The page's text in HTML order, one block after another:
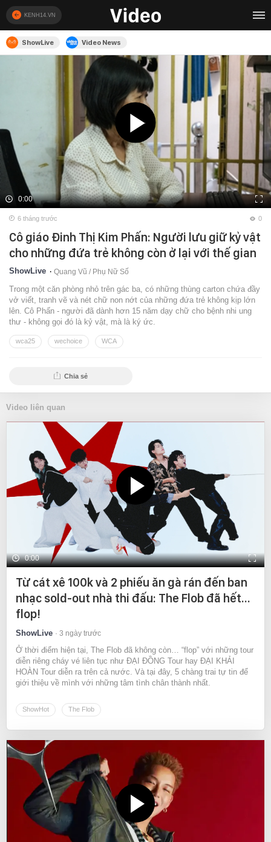
KENH14.VN
ShowLive Video News
0:00
6 tháng trước 0
Cô giáo Đinh Thị Kim Phấn: Người lưu giữ kỷ vật
cho những đứa trẻ không còn ở lại với thế gian
ShowLive Quang Vũ / Phụ Nữ Số
Trong một căn phòng nhỏ trên gác ba, có những thùng carton chứa đầy
vở viết, tranh vẽ và nét chữ non nớt của những đứa trẻ không kịp lớn
lên. Cô Phấn - người đã dành hơn 15 năm dạy chữ cho bệnh nhi ung
thư - không gọi đó là kỷ vật, mà là ký ức.
wca25 wechoice WCA
Chia sẻ
Video liên quan
0:00
Từ cát xê 100k và 2 phiếu ăn gà rán đến ban
nhạc sold-out nhà thi đấu: The Flob đã hết…
flop!
ShowLive 3 ngày trước
Ở thời điểm hiện tại, The Flob đã không còn… “flop” với những tour
diễn riêng cháy vé liên tục như ĐẠI ĐỒNG Tour hay ĐẠI KHẢI
HOÀN Tour diễn ra trên cả nước. Và tại đây, 5 chàng trai tự tin để
giới thiệu về mình với những tâm tình chân thành nhất.
ShowHot The Flob